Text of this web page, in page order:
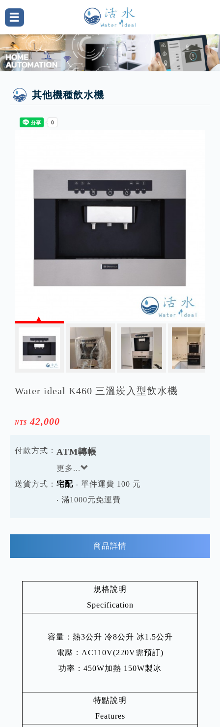
其他機種飲水機
Water ideal K460 三溫崁入型飲水機
NT$ 42,000
付款方式： ATM轉帳
更多...
送貨方式： 宅配 - 單件運費 100 元
‧ 滿1000元免運費
商品詳情
規格說明
Specification
容量：熱3公升 冷8公升 冰1.5公升
電壓：AC110V(220V需預訂)
功率：450W加熱 150W製冰
特點說明
Features